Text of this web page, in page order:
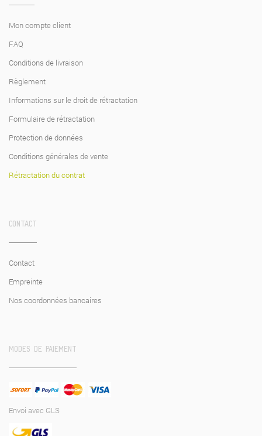
Mon compte client
FAQ
Conditions de livraison
Règlement
Informations sur le droit de rétractation
Formulaire de rétractation
Protection de données
Conditions générales de vente
Rétractation du contrat
CONTACT
Contact
Empreinte
Nos coordonnées bancaires
MODES DE PAIEMENT
Envoi avec GLS